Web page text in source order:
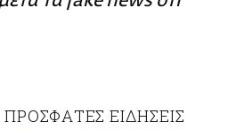
ΠΡΟΣΦΑΤΕΣ ΕΙΔΗΣΕΙΣ